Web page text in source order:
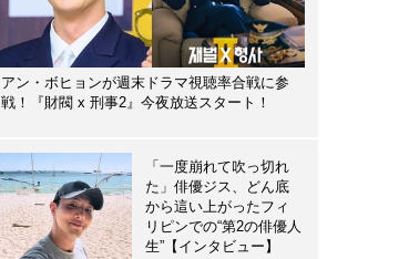
アン・ボヒョンが週末ドラマ視聴率合戦に参
戦！『財閥 x 刑事2』今夜放送スタート！
「一度崩れて吹っ切れ
た」俳優ジス、どん底
から這い上がったフィ
リピンでの“第2の俳優人
生”【インタビュー】